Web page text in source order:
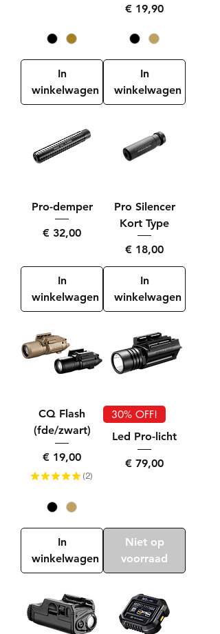
In
winkelwagen
Prijs
€ 19,90
In
winkelwagen
Pro-demper
Prijs
€ 32,00
In
winkelwagen
Pro Silencer
Kort Type
Prijs
€ 18,00
In
winkelwagen
CQ Flash
(fde/zwart)
Prijs
€ 19,00
★ ★ ★ ★ ★ 2
2
In
winkelwagen
30% OFF!
Led Pro-licht
Prijs
€ 79,00
Niet op
voorraad